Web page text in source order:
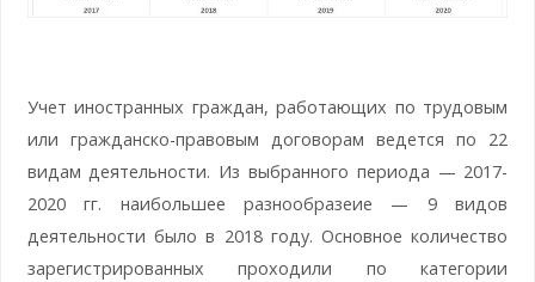
Учет иностранных граждан, работающих по трудовым
или гражданско-правовым договорам ведется по 22
видам деятельности. Из выбранного периода — 2017-
2020 гг. наибольшее разнообразеие — 9 видов
деятельности было в 2018 году. Основное количество
зарегистрированных проходили по категории